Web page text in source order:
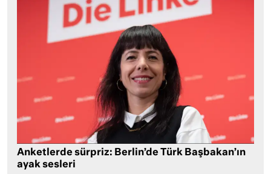
Anketlerde sürpriz: Berlin’de Türk Başbakan’ın
ayak sesleri